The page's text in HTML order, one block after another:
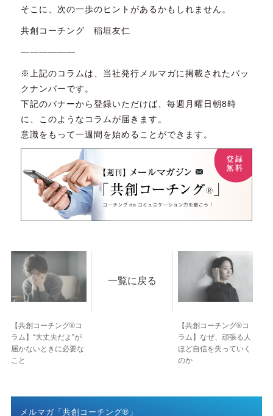
そこに、次の一歩のヒントがあるかもしれません。
共創コーチング 稲垣友仁
——————
※上記のコラムは、当社発行メルマガに掲載されたバッ
クナンバーです。
下記のバナーから登録いただけば、毎週月曜日朝8時
に、このようなコラムが届きます。
意識をもって一週間を始めることができます。
【共創コーチング®︎コ
ラム】“大丈夫だよ”が
届かないときに必要な
こと
一覧に戻る
【共創コーチング®︎コ
ラム】なぜ、頑張る人
ほど自信を失っていく
のか
メルマガ「共創コーチング®」